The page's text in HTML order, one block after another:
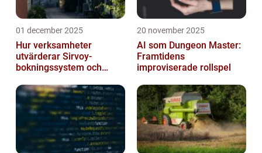
01 december 2025
Hur verksamheter
utvärderar Sirvoy-
bokningssystem och
20 november 2025
AI som Dungeon Master:
Framtidens
improviserade rollspel